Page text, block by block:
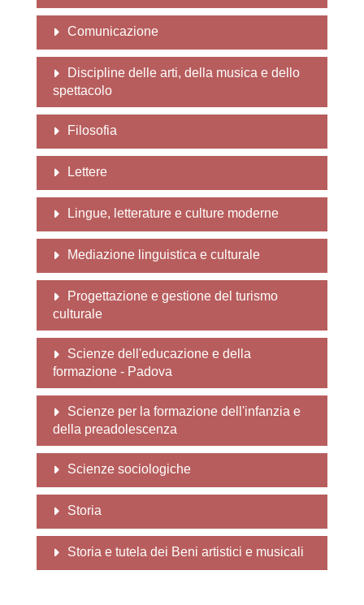
Comunicazione
Discipline delle arti, della musica e dello
spettacolo
Filosofia
Lettere
Lingue, letterature e culture moderne
Mediazione linguistica e culturale
Progettazione e gestione del turismo
culturale
Scienze dell'educazione e della
formazione - Padova
Scienze per la formazione dell'infanzia e
della preadolescenza
Scienze sociologiche
Storia
Storia e tutela dei Beni artistici e musicali